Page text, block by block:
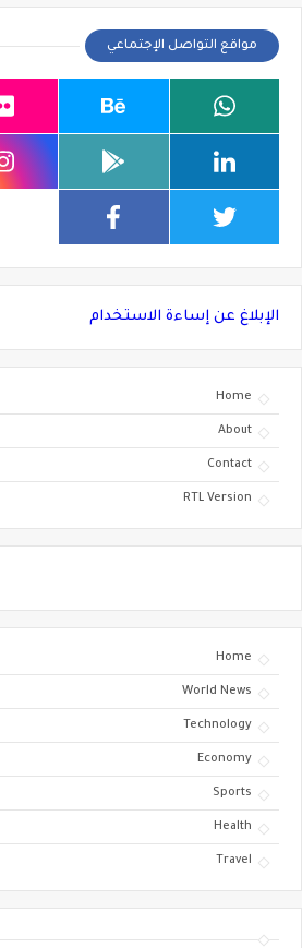
مواقع التواصل الإجتماعي
الإبلاغ عن إساءة الاستخدام
Home
About
Contact
RTL Version
Home
World News
Technology
Economy
Sports
Health
Travel